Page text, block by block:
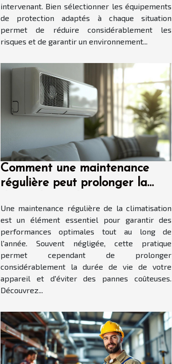
intervenant. Bien sélectionner les équipements
de protection adaptés à chaque situation
permet de réduire considérablement les
risques et de garantir un environnement...
Comment une maintenance
régulière peut prolonger la
climatisation ?
Une maintenance régulière de la climatisation
est un élément essentiel pour garantir des
performances optimales tout au long de
l'année. Souvent négligée, cette pratique
permet cependant de prolonger
considérablement la durée de vie de votre
appareil et d'éviter des pannes coûteuses.
Découvrez...